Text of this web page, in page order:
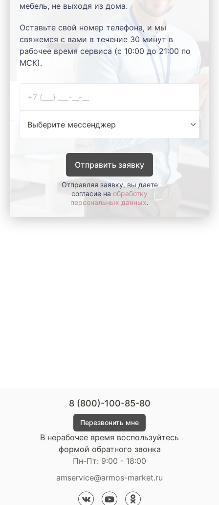
мебель, не выходя из дома.
Оставьте свой номер телефона, и мы
свяжемся с вами в течение 30 минут в
рабочее время сервиса (с 10:00 до 21:00 по
МСК).
Отправить заявку
Отправляя заявку, вы даете
согласие на обработку
персональных данных.
8 (800)-100-85-80
Перезвонить мне
В нерабочее время воспользуйтесь
формой обратного звонка
Пн-Пт: 9:00 - 18:00
amservice@armos-market.ru